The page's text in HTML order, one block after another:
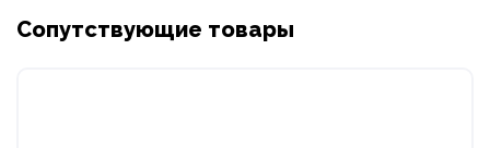
Сопутствующие товары